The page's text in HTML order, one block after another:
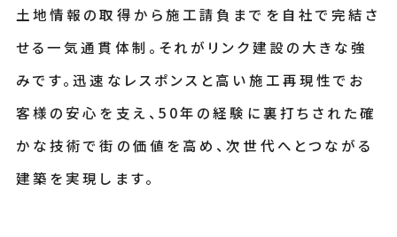
土地情報の取得から施工請負までを自社で完結さ
せる一気通貫体制。それがリンク建設の大きな強
みです。迅速なレスポンスと高い施工再現性でお
客様の安心を支え、50年の経験に裏打ちされた確
かな技術で街の価値を高め、次世代へとつながる
建築を実現します。